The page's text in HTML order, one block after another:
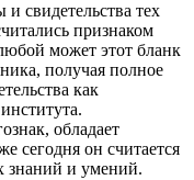
свидетельства тех
признаком
может этот бланк
получая полное
как
обладает
сегодня он считается
знаний и умений.